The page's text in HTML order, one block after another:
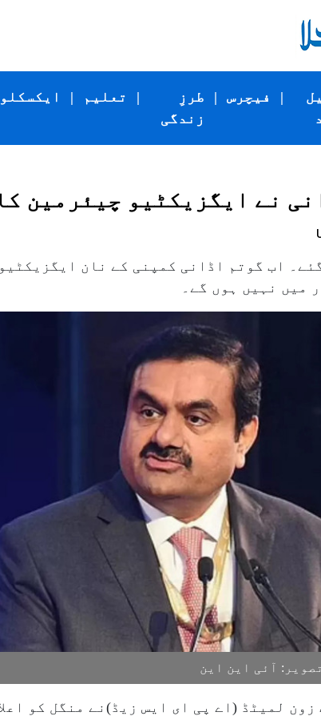
| تعلیم |
طرزِ
زندگی
| فیچرس |
نے ایگزیکٹیو چیئرمین
اب گوتم اڈانی کمپنی کے نان
میں نہیں ہوں گے۔
آئی این این
لمیٹڈ (اے پی ای ایس زیڈ)نے منگل کو